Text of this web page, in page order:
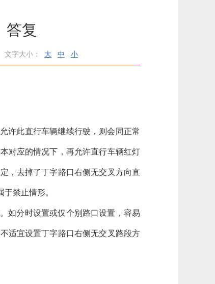
答复
文字大小： 大 中 小
许此直行车辆继续行驶，则会同正常
对应的情况下，再允许直行车辆红灯
，去掉了丁字路口右侧无交叉方向直
禁止情形。
如分时设置或仅个别路口设置，容易
适宜设置丁字路口右侧无交叉路段方